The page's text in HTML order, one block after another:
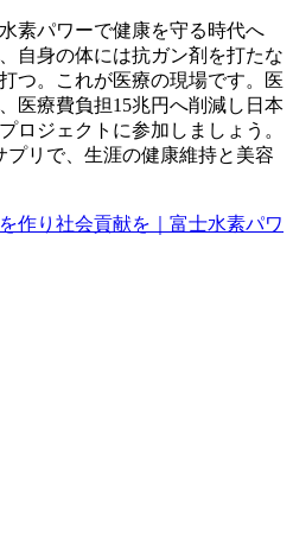
素パワーで健康を守る時代へ
自身の体には抗ガン剤を打たな
つ。これが医療の現場です。医
医療費負担15兆円へ削減し日本
ロジェクトに参加しましょう。
リで、生涯の健康維持と美容